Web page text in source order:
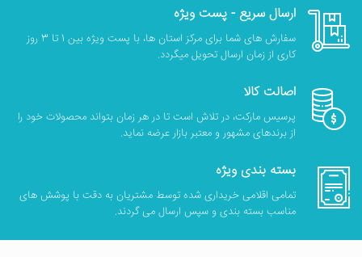
ارسال سریع - پست ویژه
سفارش های شما برای مرکز استان ها، با پست ویژه بین 1 تا 3 روز
کاری از زمان ارسال تحویل میگردد.
اصالت کالا
پرسیس مارکت، در تلاش است تا در هر زمان بتواند محصولات خود را
از برندهای مشهور و معتبر بازار عرضه نماید.
بسته بندی ویژه
تمامی اقلامی خریداری شده توسط مشتریان به دقت با پوشش های
مناسب بسته بندی و سپس ارسال می گردند.